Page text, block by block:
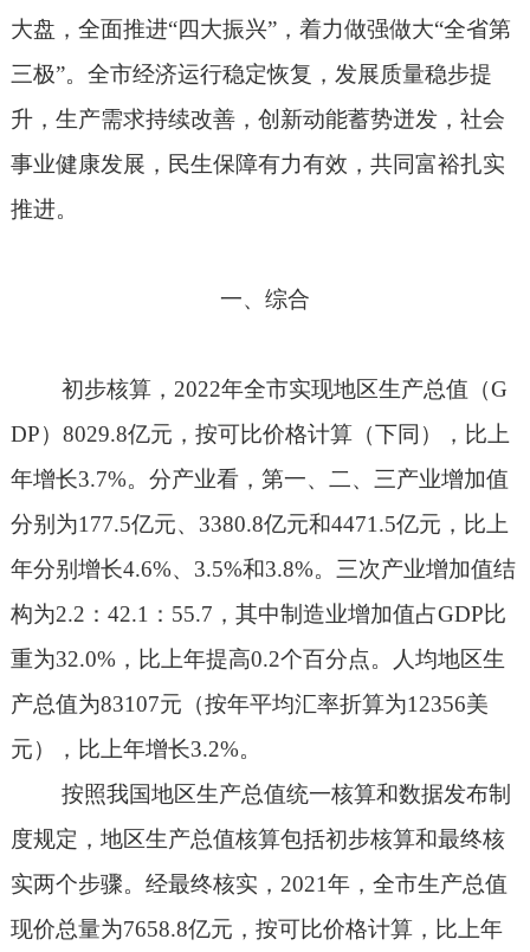
大盘，全面推进“四大振兴”，着力做强做大“全省第
三极”。全市经济运行稳定恢复，发展质量稳步提
升，生产需求持续改善，创新动能蓄势迸发，社会
事业健康发展，民生保障有力有效，共同富裕扎实
推进。
一、综合
初步核算， 2022年全市实现地区生产总值（G
DP） 8029.8亿元，按可比价格计算（下同），比上
年增长3.7%。分产业看，第一、二、三产业增加值
分别为177.5亿元、 3380.8亿元和4471.5亿元，比上
年分别增长4.6%、 3.5%和3.8%。三次产业增加值结
构为2.2 ： 42.1 ： 55.7 ，其中制造业增加值占GDP比
重为32.0%，比上年提高0.2个百分点。人均地区生
产总值为83107元（按年平均汇率折算为12356美
元），比上年增长3.2%。
按照我国地区生产总值统一核算和数据发布制
度规定，地区生产总值核算包括初步核算和最终核
实两个步骤。经最终核实， 2021年，全市生产总值
现价总量为7658.8亿元，按可比价格计算，比上年